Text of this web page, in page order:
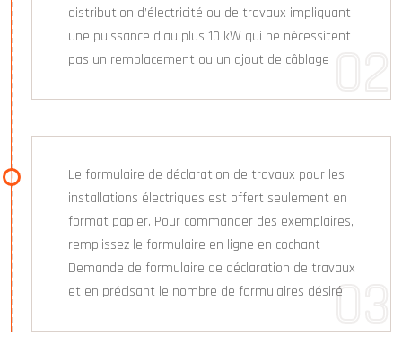
distribution d’électricité ou de travaux impliquant
une puissance d’au plus 10 kW qui ne nécessitent
pas un remplacement ou un ajout de câblage
Le formulaire de déclaration de travaux pour les
installations électriques est offert seulement en
format papier. Pour commander des exemplaires,
remplissez le formulaire en ligne en cochant
Demande de formulaire de déclaration de travaux
et en précisant le nombre de formulaires désiré